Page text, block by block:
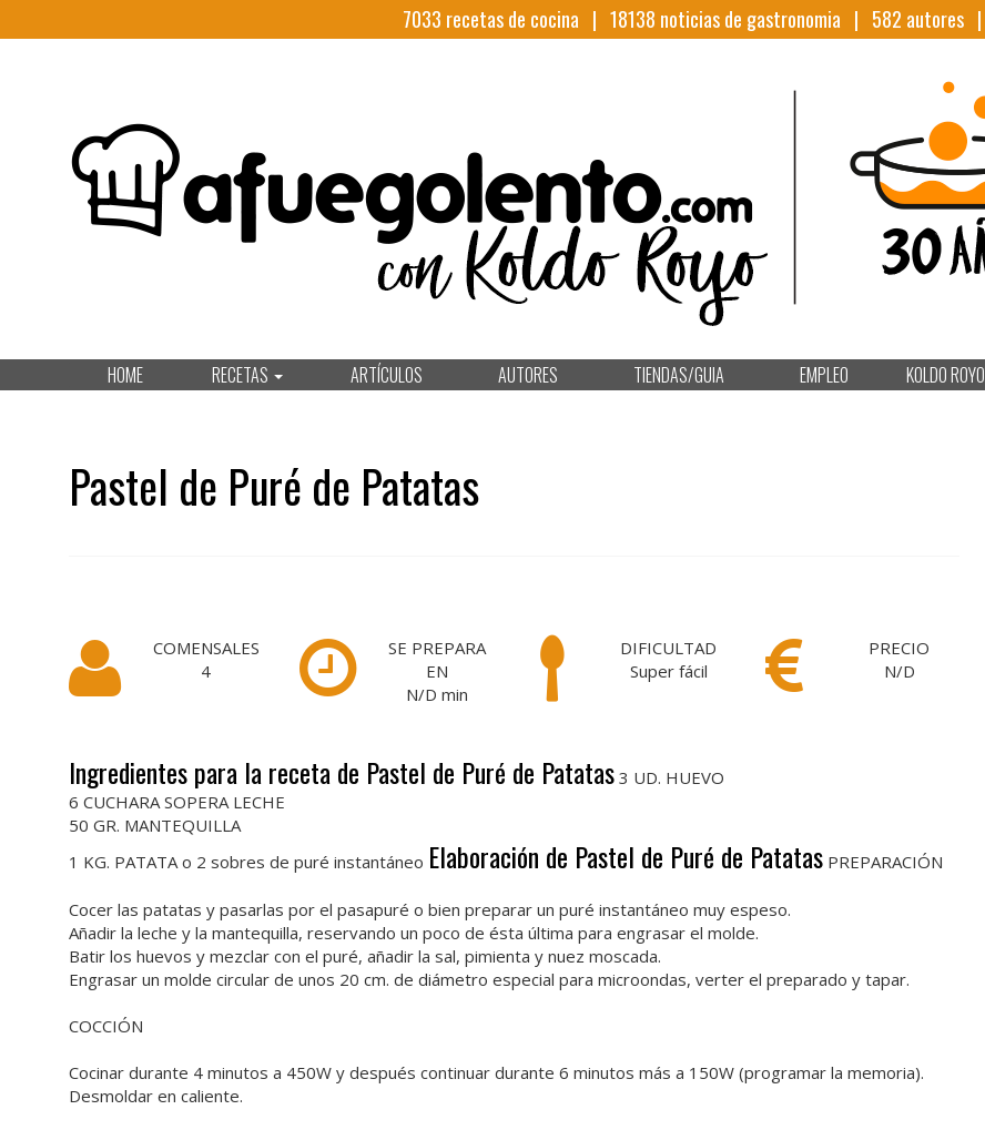
7033 recetas de cocina | 18138 noticias de gastronomia | 582 autores |
HOME RECETAS ARTÍCULOS AUTORES TIENDAS/GUIA EMPLEO KOLDO ROYO
Pastel de Puré de Patatas
COMENSALES
4
SE PREPARA
EN
N/D min
DIFICULTAD
Super fácil
PRECIO
N/D
Ingredientes para la receta de Pastel de Puré de Patatas 3 UD. HUEVO
6 CUCHARA SOPERA LECHE
50 GR. MANTEQUILLA
1 KG. PATATA o 2 sobres de puré instantáneo Elaboración de Pastel de Puré de Patatas PREPARACIÓN
Cocer las patatas y pasarlas por el pasapuré o bien preparar un puré instantáneo muy espeso.
Añadir la leche y la mantequilla, reservando un poco de ésta última para engrasar el molde.
Batir los huevos y mezclar con el puré, añadir la sal, pimienta y nuez moscada.
Engrasar un molde circular de unos 20 cm. de diámetro especial para microondas, verter el preparado y tapar.
COCCIÓN
Cocinar durante 4 minutos a 450W y después continuar durante 6 minutos más a 150W (programar la memoria).
Desmoldar en caliente.